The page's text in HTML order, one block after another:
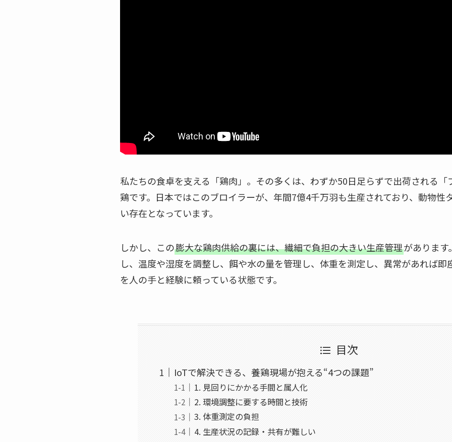
私たちの食卓を支える「鶏肉」。その多くは、わずか50日足らずで出荷される
鶏です。日本ではこのブロイラーが、年間7億4千万羽も生産されており、動物性
い存在となっています。
しかし、この膨大な鶏肉供給の裏には、繊細で負担の大きい生産管理がありま
し、温度や湿度を調整し、餌や水の量を管理し、体重を測定し、異常があれば即
を人の手と経験に頼っている状態です。
目次
IoTで解決できる、養鶏現場が抱える“4つの課題”
1. 見回りにかかる手間と属人化
2. 環境調整に要する時間と技術
3. 体重測定の負担
4. 生産状況の記録・共有が難しい